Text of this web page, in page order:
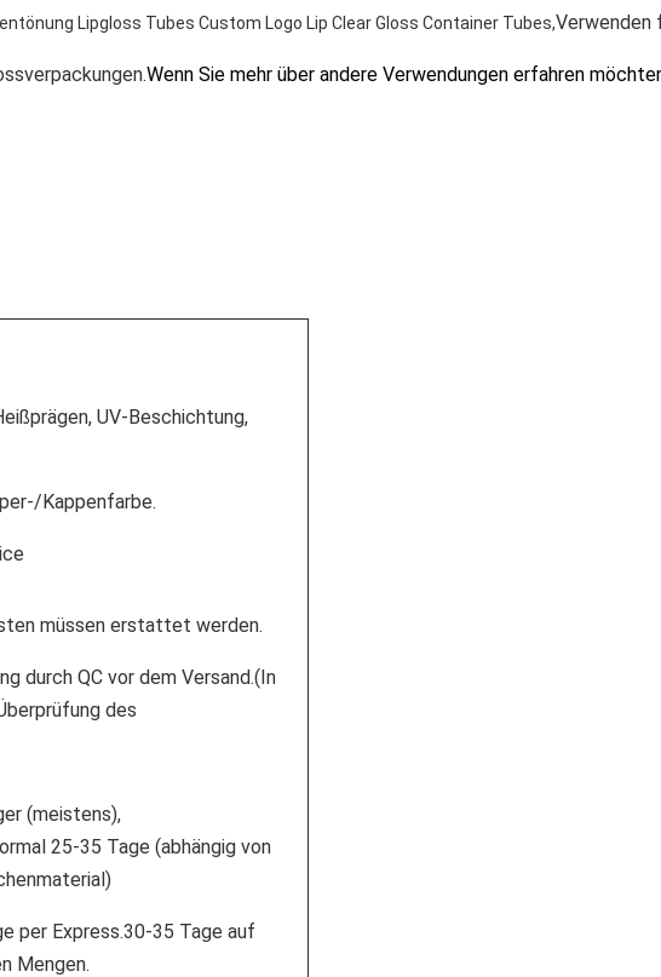
Lipgloss Tubes Custom Logo Lip Clear Gloss Container Tubes,Verwenden
Wenn Sie mehr über andere Verwendungen erfahren
UV-Beschichtung,
Kappenfarbe.
müssen erstattet werden.
durch QC vor dem Versand.(In
des
(meistens),
25-35 Tage (abhängig von
per Express.30-35 Tage auf
Mengen.